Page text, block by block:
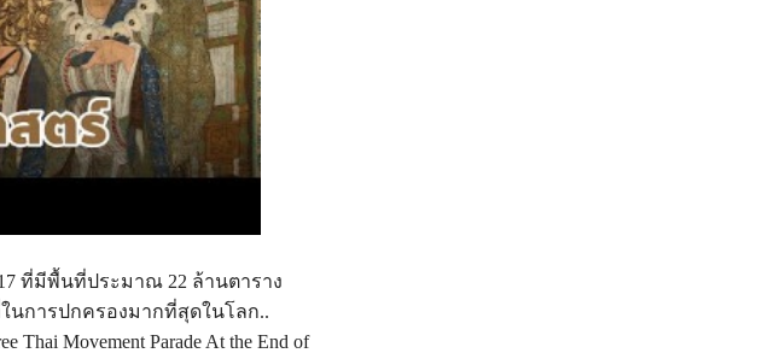
ที่มีพื้นที่ประมาณ 22 ล้านตาราง
นการปกครองมากที่สุดในโลก..
Movement Parade At the End of